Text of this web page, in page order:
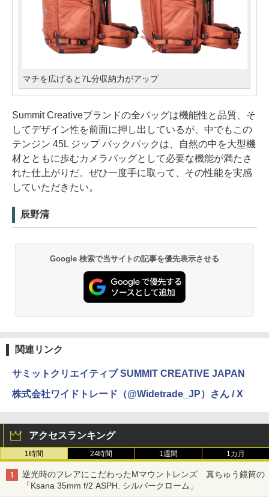
マチを広げると7L分収納力がアップ
Summit Creativeブランドの全バッグは機能性と品質、そ
してデザイン性を前面に押し出しているが、中でもこの
テンジン 45L ジップ バックパックは、自然の中を大型機
材とともに歩むカメラバッグとして必要な機能が満たさ
れた仕上がりだ。ぜひ一度手に取って、その性能を実感
していただきたい。
辰野清
Google 検索で当サイトの記事を優先表示させる
関連リンク
サミットクリエイティブ SUMMIT CREATIVE JAPAN
株式会社ワイドトレード（@Widetrade_JP）さん / X
アクセスランキング
1時間 24時間 1週間 1カ月
逆光時のフレアにこだわったMマウントレンズ 真ちゅう鏡筒の
「Ksana 35mm f/2 ASPH. シルバークローム」